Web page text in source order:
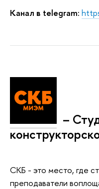
Канал в telegram:
–
СКБ - это место, где
преподаватели